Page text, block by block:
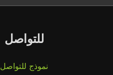
للتواصل
نموذج للتواصل